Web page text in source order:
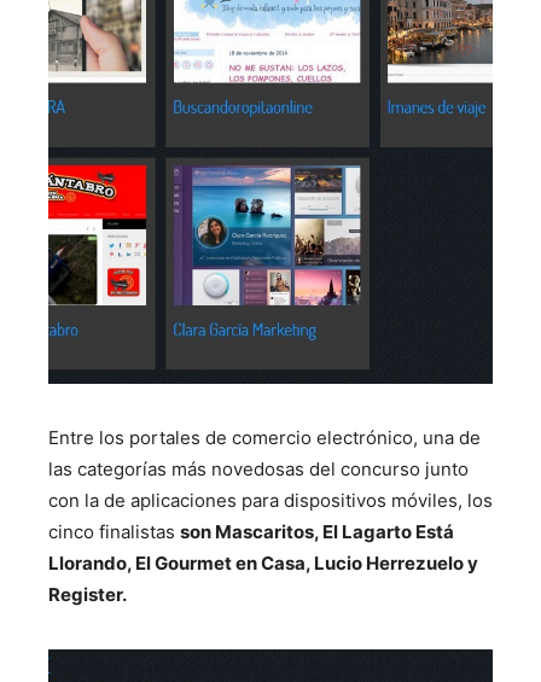
Entre los portales de comercio electrónico, una de
las categorías más novedosas del concurso junto
con la de aplicaciones para dispositivos móviles, los
cinco finalistas son Mascaritos, El Lagarto Está
Llorando, El Gourmet en Casa, Lucio Herrezuelo y
Register.